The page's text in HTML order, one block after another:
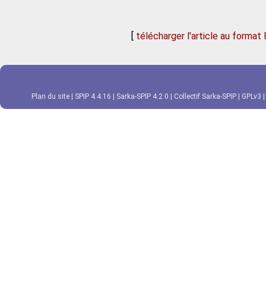
[ télécharger l'article au format
Plan du site SPIP 4.4.16 Sarka-SPIP 4.2.0 Collectif Sarka-SPIP GPLv3